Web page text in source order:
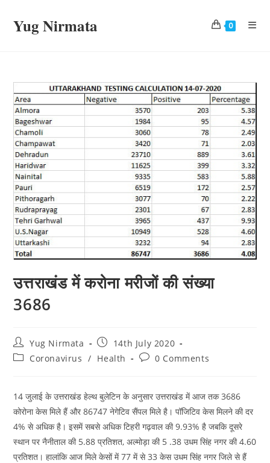
Yug Nirmata 0
उत्तराखंड में करोना मरीजों की संख्या
3686
Post
author:
Yug Nirmata
Post
published:
14th July 2020
PostCoronavirus / Health
Post0 Comments
14 जुलाई के उत्तराखंड हेल्थ बुलेटिन के अनुसार उत्तराखंड में आज तक 3686
कोरोना केस मिले हैं और 86747 नेगेटिव सैंपल मिले है। पॉजिटिव केस मिलने की दर
4% से अधिक है। इसमें सबसे अधिक टिहरी गढ़वाल की 9.93% है जबकि दूसरे
स्थान पर नैनीताल की 5.88 प्रतिशत, अल्मोड़ा की 5 .38 उधम सिंह नगर की 4.60
प्रतिशत। हालांकि आज मिले केसों में 77 में से 33 केस उधम सिंह नगर जिले से हैं